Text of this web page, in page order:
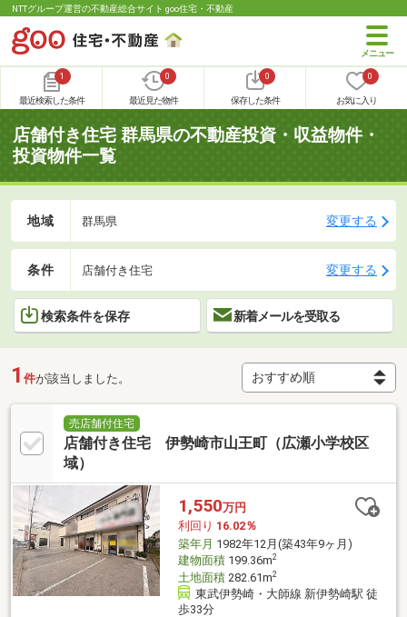
NTTグループ運営の不動産総合サイト goo住宅・不動産
1
最近検索した条件
0
最近見た物件
0
保存した条件
0
お気に入り
店舗付き住宅 群馬県の不動産投資・収益物件・
投資物件一覧
地域 群馬県 変更する
条件 店舗付き住宅 変更する
検索条件を保存 新着メールを受取る
1 件が該当しました。
売店舗付住宅
店舗付き住宅 伊勢崎市山王町（広瀬小学校区
域）
1,550万円
利回り 16.02％
築年月 1982年12月(築43年9ヶ月)
建物面積199.36m2
土地面積282.61m2
東武伊勢崎・大師線 新伊勢崎駅 徒
歩33分